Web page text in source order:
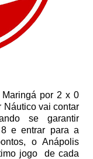
por 2 x 0
Náutico vai contar
se garantir
e entrar para a
o Anápolis
jogo
de cada